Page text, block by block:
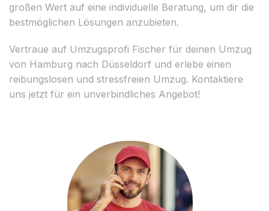
großen Wert auf eine individuelle Beratung, um dir die
bestmöglichen Lösungen anzubieten.
Vertraue auf Umzugsprofi Fischer für deinen Umzug
von Hamburg nach Düsseldorf und erlebe einen
reibungslosen und stressfreien Umzug. Kontaktiere
uns jetzt für ein unverbindliches Angebot!